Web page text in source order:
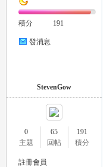
積分 191
發消息
StevenGow
0
主題
65
回帖
191
積分
註冊會員